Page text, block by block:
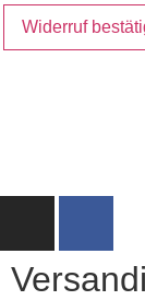
Widerruf